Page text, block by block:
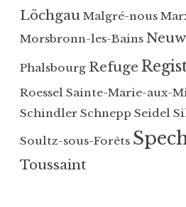
b
o
s
u
e
,
B
i
o
n
B
u
Löchgau Malgré-nous
Morsbronn-les-Bains
Phalsbourg Refuge
Roessel Sainte-Marie-aux-
Schindler Schnepp Seidel
Soultz-sous-Forêts
Toussaint